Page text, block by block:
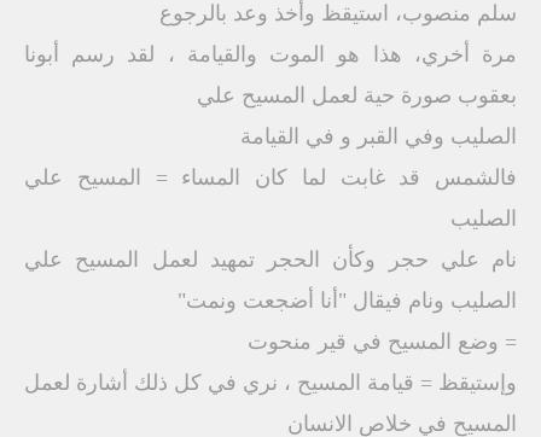
سلم منصوب، استيقظ وأخذ وعد بالرجوع
مرة أخري، هذا هو الموت والقيامة ، لقد رسم أبونا
بعقوب صورة حية لعمل المسيح علي
الصليب وفي القبر و في القيامة
فالشمس قد غابت لما كان المساء = المسيح علي
الصليب
نام علي حجر وكأن الحجر تمهيد لعمل المسيح علي
الصليب ونام فيقال "أنا أضجعت ونمت"
= وضع المسيح في قير منحوت
وإستيقظ = قيامة المسيح ، نري في كل ذلك أشارة لعمل
المسيح في خلاص الانسان